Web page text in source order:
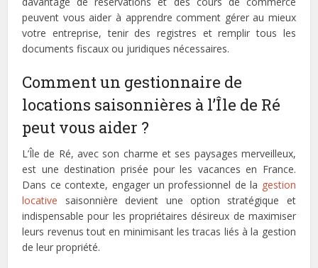
peuvent vous aider à apprendre comment gérer au mieux
votre entreprise, tenir des registres et remplir tous les
documents fiscaux ou juridiques nécessaires.
Comment un gestionnaire de
locations saisonnières à l’Île de Ré
peut vous aider ?
L’Île de Ré, avec son charme et ses paysages merveilleux,
est une destination prisée pour les vacances en France.
Dans ce contexte, engager un professionnel de la gestion
locative saisonnière devient une option stratégique et
indispensable pour les propriétaires désireux de maximiser
leurs revenus tout en minimisant les tracas liés à la gestion
de leur propriété.